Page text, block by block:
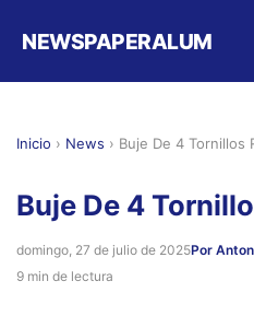
NEWSPAPERALUM
Inicio › News › Buje De 4 Tornillos
Buje De 4
domingo, 27 de julio de 2025Por
9 min de lectura